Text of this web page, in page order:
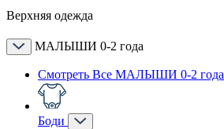
Верхняя одежда
МАЛЫШИ 0-2 года
Смотреть Все МАЛЫШИ 0-2 года
Боди